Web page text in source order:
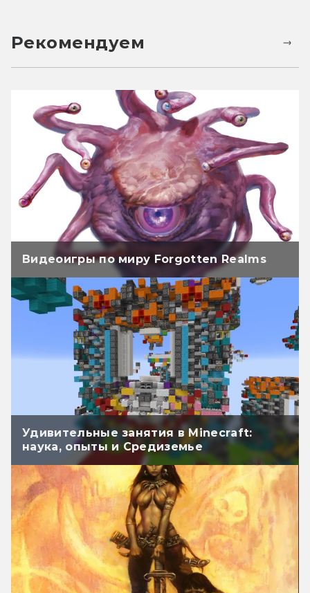
Рекомендуем
Видеоигры по миру Forgotten Realms
Удивительные занятия в Minecraft:
наука, опыты и Средиземье